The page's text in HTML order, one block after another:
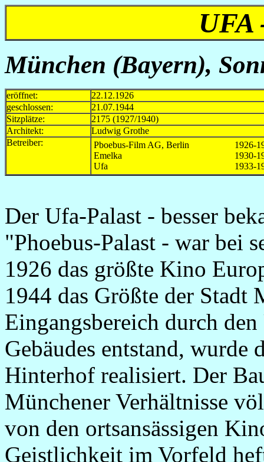
UFA
München (Bayern),
eröffnet:
22.12.1926
geschlossen:
21.07.1944
Sitzplätze:
2175 (1927/1940)
Architekt:
Ludwig Grothe
Betreiber:
Pboebus-Film AG, Berlin
Emelka
Ufa
1926-
1930-
1933-
Der Ufa-Palast - besser
"Phoebus-Palast - war bei
1926 das größte Kino
1944 das Größte der Stadt
Eingangsbereich durch
Gebäudes entstand, wurde
Hinterhof realisiert. Der
Münchener Verhältnisse
von den ortsansässigen
Geistlichkeit im Vorfeld